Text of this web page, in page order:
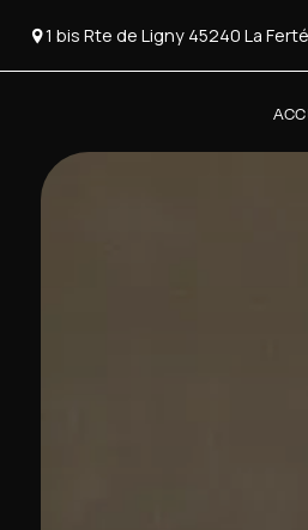
1 bis Rte de Ligny 45240 La